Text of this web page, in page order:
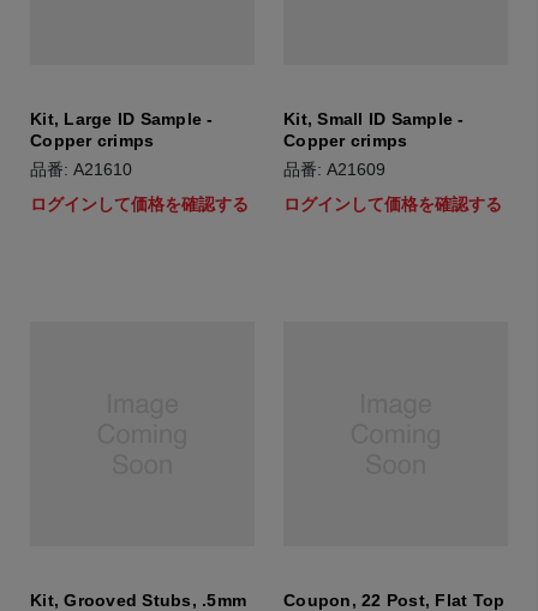
Kit, Large ID Sample -
Copper crimps
品番: A21610
ログインして価格を確認する
Kit, Small ID Sample -
Copper crimps
品番: A21609
ログインして価格を確認する
Kit, Grooved Stubs, .5mm
Coupon, 22 Post, Flat Top